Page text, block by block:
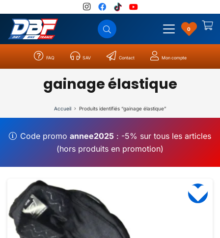
0
FAQ SAV Contact Mon compte
gainage élastique
Accueil Produits identifiés “gainage élastique”
Code promo annee2025: -5% sur tous les articles
(hors produits en promotion)
Catégories Résultats